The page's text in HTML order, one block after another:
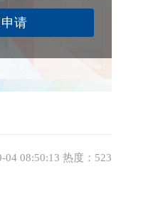
04 08:50:13 热度：523